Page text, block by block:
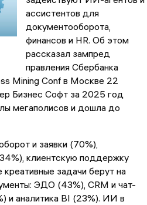
ассистентов для
документооборота,
финансов и HR. Об этом
рассказал зампред
правления Сбербанка
Mining Conf в Москве 22
Бизнес Софт за 2025 год
мегаполисов и дошла до
и заявки (70%),
клиентскую поддержку
задачи берут на
ЭДО (43%), CRM и чат-
и аналитика BI (23%). ИИ в